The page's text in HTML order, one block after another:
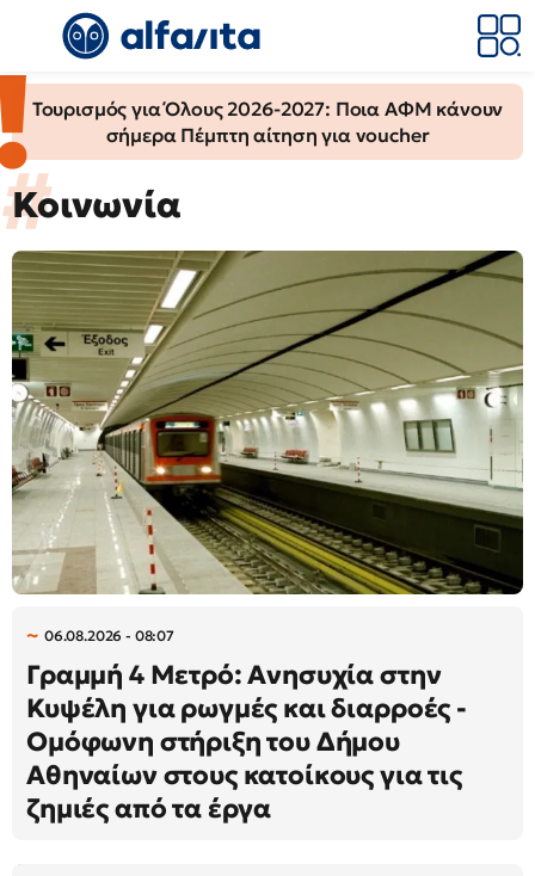
Τουρισμός για Όλους 2026-2027: Ποια ΑΦΜ κάνουν
σήμερα Πέμπτη αίτηση για voucher
Κοινωνία
06.08.2026 - 08:07
Γραμμή 4 Μετρό: Ανησυχία στην
Κυψέλη για ρωγμές και διαρροές -
Ομόφωνη στήριξη του Δήμου
Αθηναίων στους κατοίκους για τις
ζημιές από τα έργα